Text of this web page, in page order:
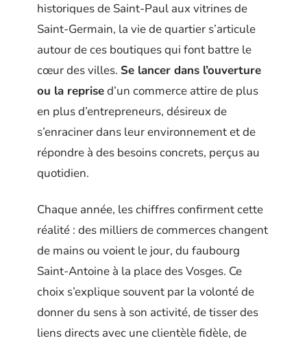
historiques de Saint-Paul aux vitrines de
Saint-Germain, la vie de quartier s’articule
autour de ces boutiques qui font battre le
cœur des villes. Se lancer dans l’ouverture
ou la reprised’un commerce attire de plus
en plus d’entrepreneurs, désireux de
s’enraciner dans leur environnement et de
répondre à des besoins concrets, perçus au
quotidien.
Chaque année, les chiffres confirment cette
réalité : des milliers de commerces changent
de mains ou voient le jour, du faubourg
Saint-Antoine à la place des Vosges. Ce
choix s’explique souvent par la volonté de
donner du sens à son activité, de tisser des
liens directs avec une clientèle fidèle, de